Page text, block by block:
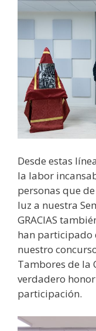
Desde estas
la labor
personas que
luz a nuestra
GRACIAS
han participado
nuestro
Tambores de la
verdadero
participación.